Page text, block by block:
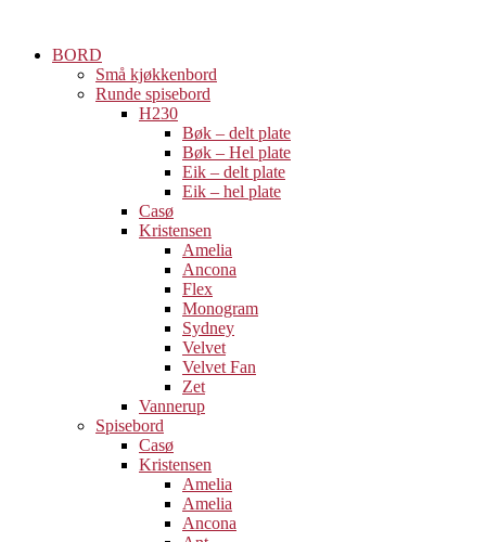
contentBORD
Små kjøkkenbord
Runde spisebord
H230
Bøk – delt plate
Bøk – Hel plate
Eik – delt plate
Eik – hel plate
Casø
Kristensen
Amelia
Ancona
Flex
Monogram
Sydney
Velvet
Velvet Fan
Zet
Vannerup
Spisebord
Casø
Kristensen
Amelia
Amelia
Ancona